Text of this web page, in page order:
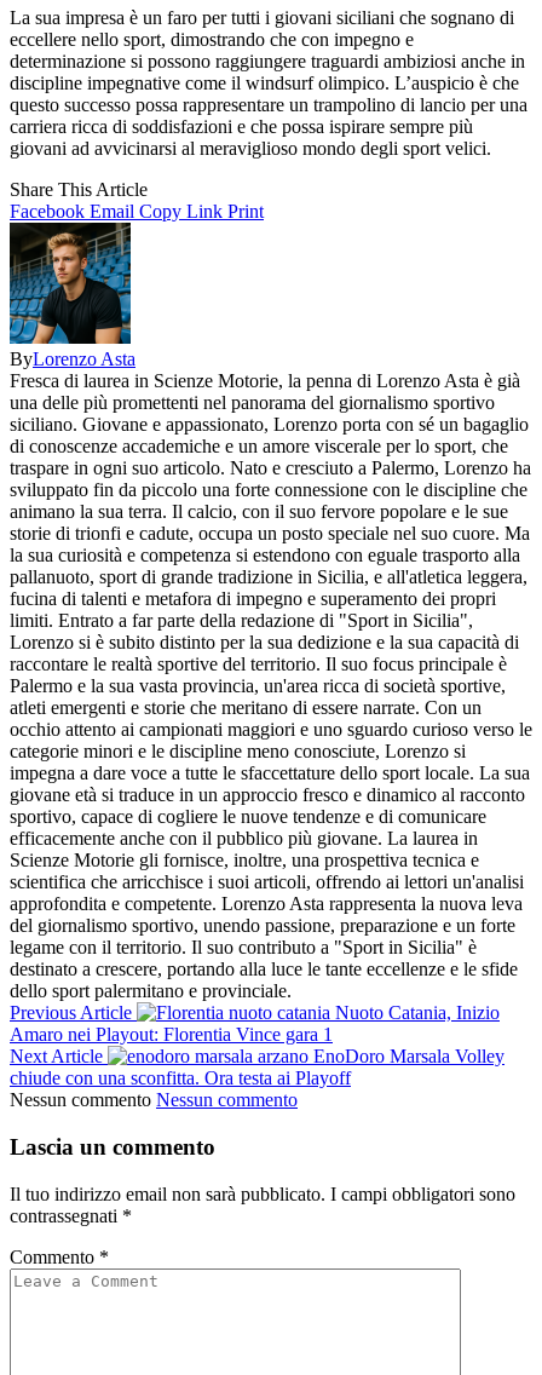
La sua impresa è un faro per tutti i giovani siciliani che sognano di
eccellere nello sport, dimostrando che con impegno e
determinazione si possono raggiungere traguardi ambiziosi anche in
discipline impegnative come il windsurf olimpico. L’auspicio è che
questo successo possa rappresentare un trampolino di lancio per una
carriera ricca di soddisfazioni e che possa ispirare sempre più
giovani ad avvicinarsi al meraviglioso mondo degli sport velici.
Share This Article
Facebook Email Copy Link Print
ByLorenzo Asta
Fresca di laurea in Scienze Motorie, la penna di Lorenzo Asta è già
una delle più promettenti nel panorama del giornalismo sportivo
siciliano. Giovane e appassionato, Lorenzo porta con sé un bagaglio
di conoscenze accademiche e un amore viscerale per lo sport, che
traspare in ogni suo articolo. Nato e cresciuto a Palermo, Lorenzo ha
sviluppato fin da piccolo una forte connessione con le discipline che
animano la sua terra. Il calcio, con il suo fervore popolare e le sue
storie di trionfi e cadute, occupa un posto speciale nel suo cuore. Ma
la sua curiosità e competenza si estendono con eguale trasporto alla
pallanuoto, sport di grande tradizione in Sicilia, e all'atletica leggera,
fucina di talenti e metafora di impegno e superamento dei propri
limiti. Entrato a far parte della redazione di "Sport in Sicilia",
Lorenzo si è subito distinto per la sua dedizione e la sua capacità di
raccontare le realtà sportive del territorio. Il suo focus principale è
Palermo e la sua vasta provincia, un'area ricca di società sportive,
atleti emergenti e storie che meritano di essere narrate. Con un
occhio attento ai campionati maggiori e uno sguardo curioso verso le
categorie minori e le discipline meno conosciute, Lorenzo si
impegna a dare voce a tutte le sfaccettature dello sport locale. La sua
giovane età si traduce in un approccio fresco e dinamico al racconto
sportivo, capace di cogliere le nuove tendenze e di comunicare
efficacemente anche con il pubblico più giovane. La laurea in
Scienze Motorie gli fornisce, inoltre, una prospettiva tecnica e
scientifica che arricchisce i suoi articoli, offrendo ai lettori un'analisi
approfondita e competente. Lorenzo Asta rappresenta la nuova leva
del giornalismo sportivo, unendo passione, preparazione e un forte
legame con il territorio. Il suo contributo a "Sport in Sicilia" è
destinato a crescere, portando alla luce le tante eccellenze e le sfide
dello sport palermitano e provinciale.
Previous Article
Nuoto Catania, Inizio
Amaro nei Playout: Florentia Vince gara 1
Next Article
EnoDoro Marsala Volley
chiude con una sconfitta. Ora testa ai Playoff
Nessun commento Nessun commento
Lascia un commento
Il tuo indirizzo email non sarà pubblicato. I campi obbligatori sono
contrassegnati *
Commento *